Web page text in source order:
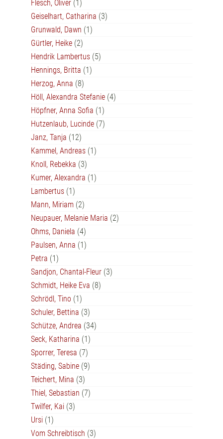
Flesch, Oliver (1)
Geiselhart, Catharina (3)
Grunwald, Dawn (1)
Gürtler, Heike (2)
Hendrik Lambertus (5)
Hennings, Britta (1)
Herzog, Anna (8)
Höll, Alexandra Stefanie (4)
Höpfner, Anna Sofia (1)
Hutzenlaub, Lucinde (7)
Janz, Tanja (12)
Kammel, Andreas (1)
Knoll, Rebekka (3)
Kumer, Alexandra (1)
Lambertus (1)
Mann, Miriam (2)
Neupauer, Melanie Maria (2)
Ohms, Daniela (4)
Paulsen, Anna (1)
Petra (1)
Sandjon, Chantal-Fleur (3)
Schmidt, Heike Eva (8)
Schrödl, Tino (1)
Schuler, Bettina (3)
Schütze, Andrea (34)
Seck, Katharina (1)
Sporrer, Teresa (7)
Städing, Sabine (9)
Teichert, Mina (3)
Thiel, Sebastian (7)
Twilfer, Kai (3)
Ursi (1)
Vom Schreibtisch (3)